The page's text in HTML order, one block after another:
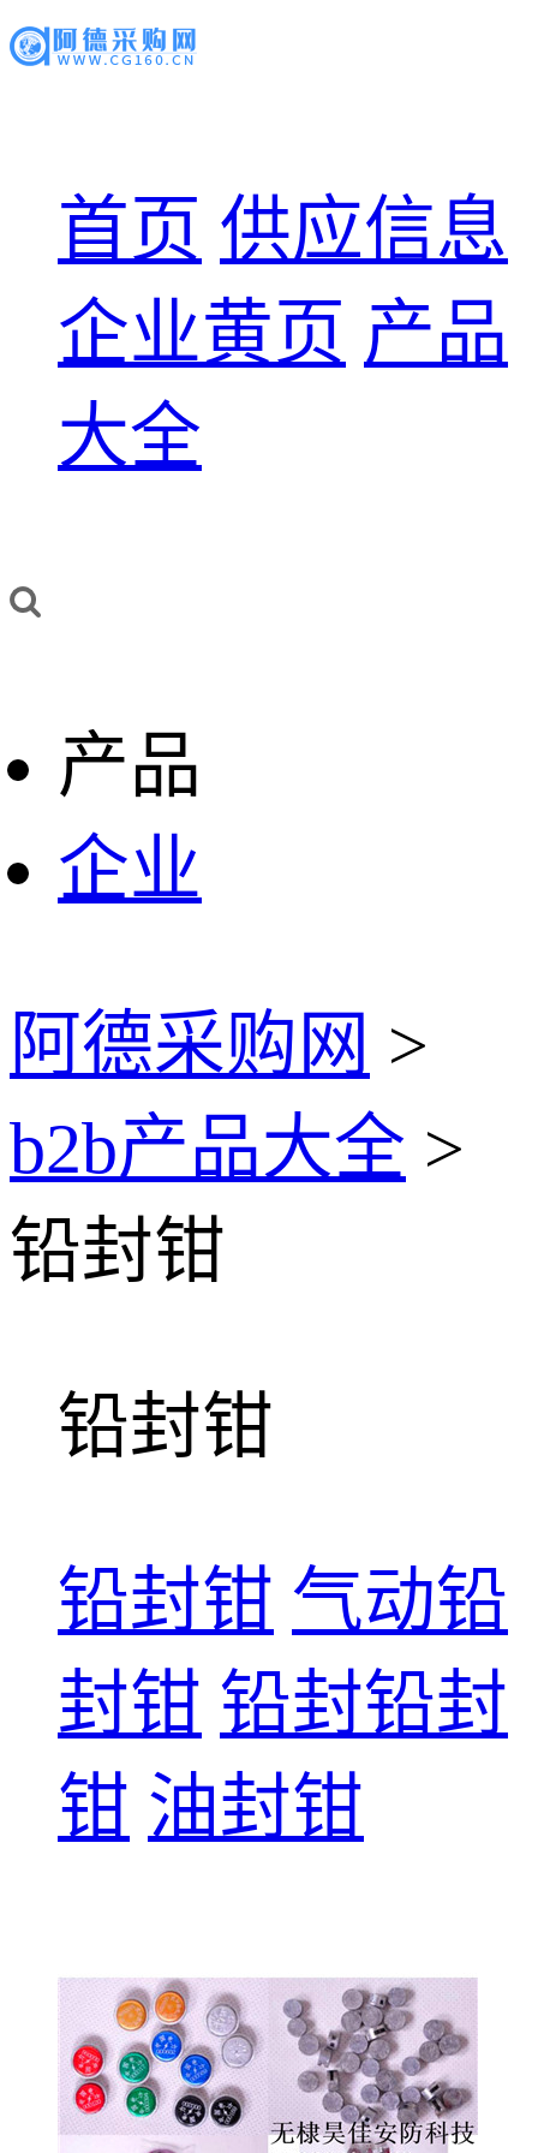
首页 供应信息
企业黄页 产品
大全
产品
企业
阿德采购网 >
b2b产品大全 >
铅封钳
铅封钳
铅封钳 气动铅
封钳 铅封铅封
钳 油封钳